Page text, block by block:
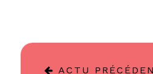
ACTU